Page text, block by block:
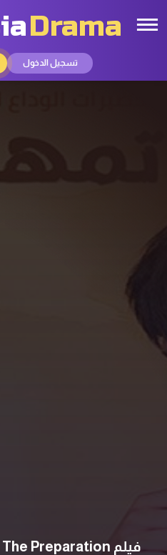
Drama
تسجيل الدخول
فيلم The Preparation – تمهيد الوداع مترجم